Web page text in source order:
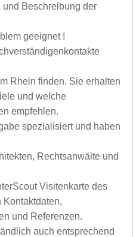
Beschreibung der
geeignet !
Rhein finden. Sie erhalten
und welche
empfehlen.
spezialisiert und haben
Rechtsanwälte und
Visitenkarte des
Kontaktdaten,
und Referenzen.
auch entsprechend